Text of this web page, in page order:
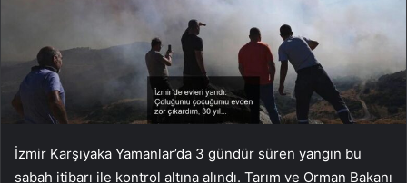
İzmir Karşıyaka Yamanlar’da 3 gündür süren yangın bu
sabah itibarı ile kontrol altına alındı. Tarım ve Orman Bakanı